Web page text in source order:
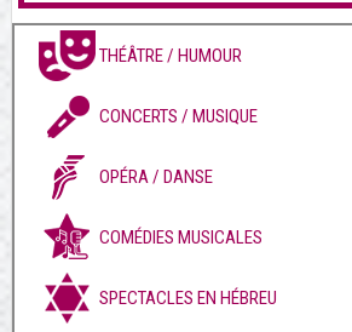
THÉÂTRE / HUMOUR
CONCERTS / MUSIQUE
OPÉRA / DANSE
COMÉDIES MUSICALES
SPECTACLES EN HÉBREU